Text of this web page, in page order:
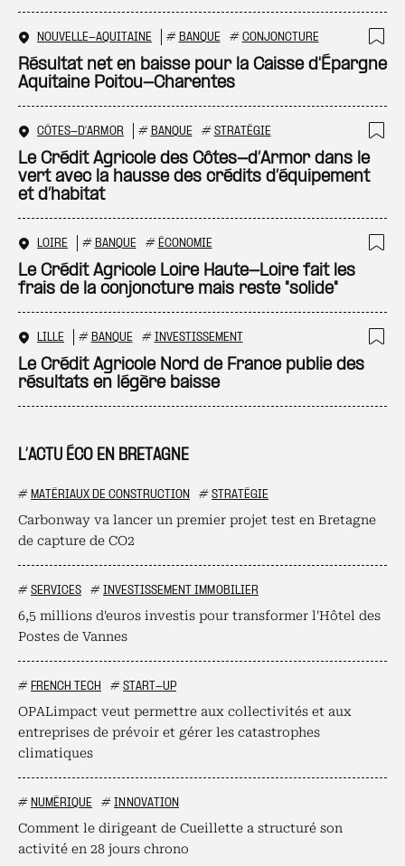
L’ACTU ÉCO EN BRETAGNE
# MATÉRIAUX DE CONSTRUCTION # STRATÉGIE
Carbonway va lancer un premier projet test en Bretagne
de capture de CO2
# SERVICES # INVESTISSEMENT IMMOBILIER
6,5 millions d'euros investis pour transformer l'Hôtel des
Postes de Vannes
# FRENCH TECH # START-UP
OPALimpact veut permettre aux collectivités et aux
entreprises de prévoir et gérer les catastrophes
climatiques
# NUMÉRIQUE # INNOVATION
Comment le dirigeant de Cueillette a structuré son
activité en 28 jours chrono
NOUVELLE-AQUITAINE # BANQUE # CONJONCTURE
Résultat net en baisse pour la Caisse d'Épargne
Aquitaine Poitou-Charentes
CÔTES-D'ARMOR # BANQUE # STRATÉGIE
Le Crédit Agricole des Côtes-d’Armor dans le
vert avec la hausse des crédits d’équipement
et d’habitat
LOIRE # BANQUE # ÉCONOMIE
Le Crédit Agricole Loire Haute-Loire fait les
frais de la conjoncture mais reste "solide"
LILLE # BANQUE # INVESTISSEMENT
Le Crédit Agricole Nord de France publie des
résultats en légère baisse